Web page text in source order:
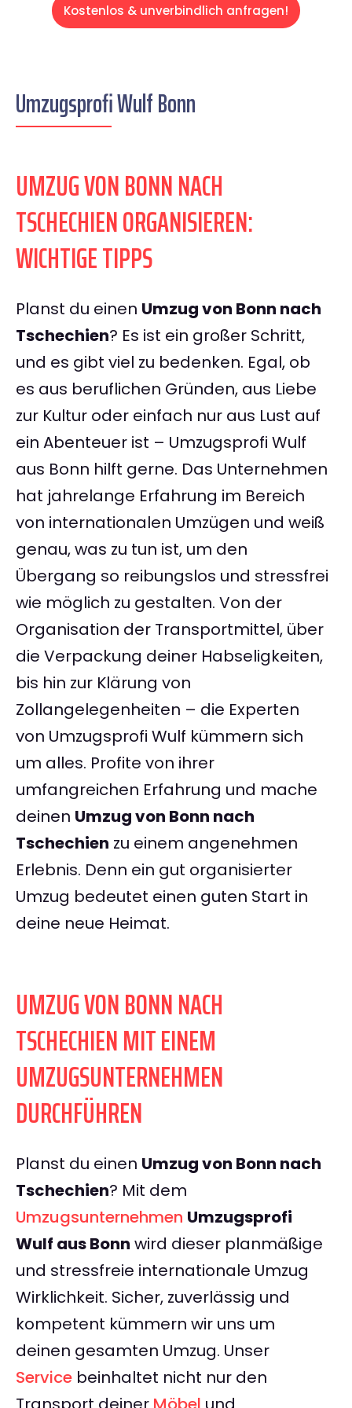
Kostenlos & unverbindlich anfragen!
Umzugsprofi Wulf Bonn
UMZUG VON BONN NACH
TSCHECHIEN ORGANISIEREN:
WICHTIGE TIPPS
Planst du einen Umzug von Bonn nach
Tschechien? Es ist ein großer Schritt,
und es gibt viel zu bedenken. Egal, ob
es aus beruflichen Gründen, aus Liebe
zur Kultur oder einfach nur aus Lust auf
ein Abenteuer ist – Umzugsprofi Wulf
aus Bonn hilft gerne. Das Unternehmen
hat jahrelange Erfahrung im Bereich
von internationalen Umzügen und weiß
genau, was zu tun ist, um den
Übergang so reibungslos und stressfrei
wie möglich zu gestalten. Von der
Organisation der Transportmittel, über
die Verpackung deiner Habseligkeiten,
bis hin zur Klärung von
Zollangelegenheiten – die Experten
von Umzugsprofi Wulf kümmern sich
um alles. Profite von ihrer
umfangreichen Erfahrung und mache
deinen Umzug von Bonn nach
Tschechien zu einem angenehmen
Erlebnis. Denn ein gut organisierter
Umzug bedeutet einen guten Start in
deine neue Heimat.
UMZUG VON BONN NACH
TSCHECHIEN MIT EINEM
UMZUGSUNTERNEHMEN
DURCHFÜHREN
Planst du einen Umzug von Bonn nach
Tschechien? Mit dem
Umzugsunternehmen Umzugsprofi
Wulf aus Bonn wird dieser planmäßige
und stressfreie internationale Umzug
Wirklichkeit. Sicher, zuverlässig und
kompetent kümmern wir uns um
deinen gesamten Umzug. Unser
Service beinhaltet nicht nur den